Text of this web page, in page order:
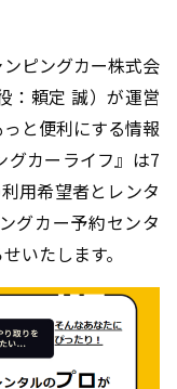
ピングカー株式会
：頼定 誠）が運営
と便利にする情報
グカーライフ』は7
用希望者とレンタ
グカー予約センタ
いたします。